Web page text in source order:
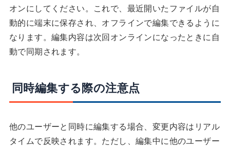
オンにしてください。これで、最近開いたファイルが自
動的に端末に保存され、オフラインで編集できるように
なります。編集内容は次回オンラインになったときに自
動で同期されます。
同時編集する際の注意点
他のユーザーと同時に編集する場合、変更内容はリアル
タイムで反映されます。ただし、編集中に他のユーザー